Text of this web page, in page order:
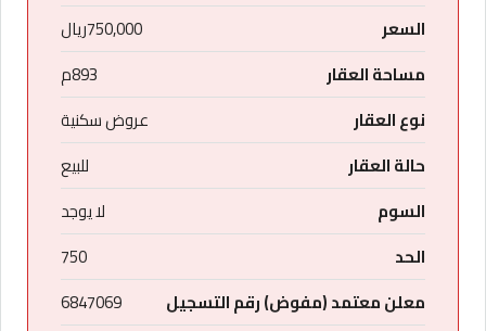
السعر
750,000ريال
مساحة العقار
893م
نوع العقار
عروض سكنية
حالة العقار
للبيع
السوم
لا يوجد
الحد
750
معلن معتمد (مفوض) رقم التسجيل
6847069